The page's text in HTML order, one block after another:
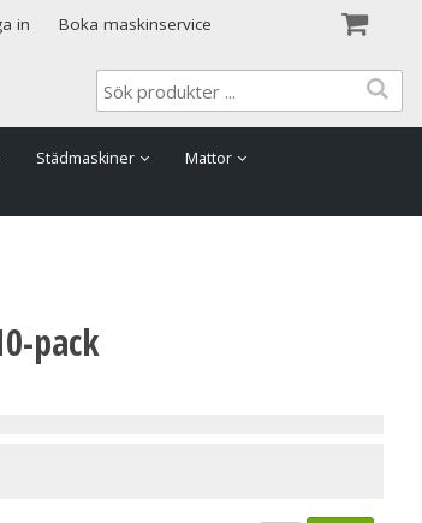
in Boka maskinservice
Städmaskiner
Mattor
pack